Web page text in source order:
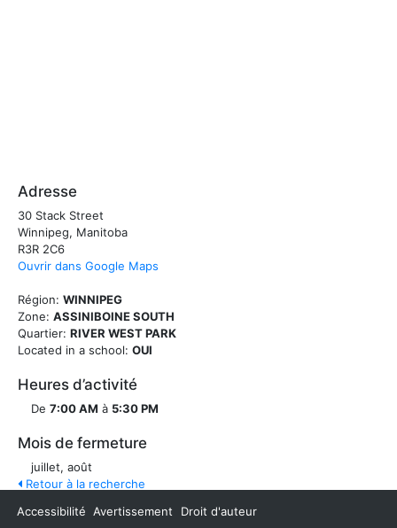
Adresse
30 Stack Street
Winnipeg, Manitoba
R3R 2C6
Ouvrir dans Google Maps
Région: WINNIPEG
Zone: ASSINIBOINE SOUTH
Quartier: RIVER WEST PARK
Located in a school: OUI
Heures d’activité
De 7:00 AM à 5:30 PM
Mois de fermeture
juillet, août
Retour à la recherche
Accessibilité Avertissement Droit d'auteur